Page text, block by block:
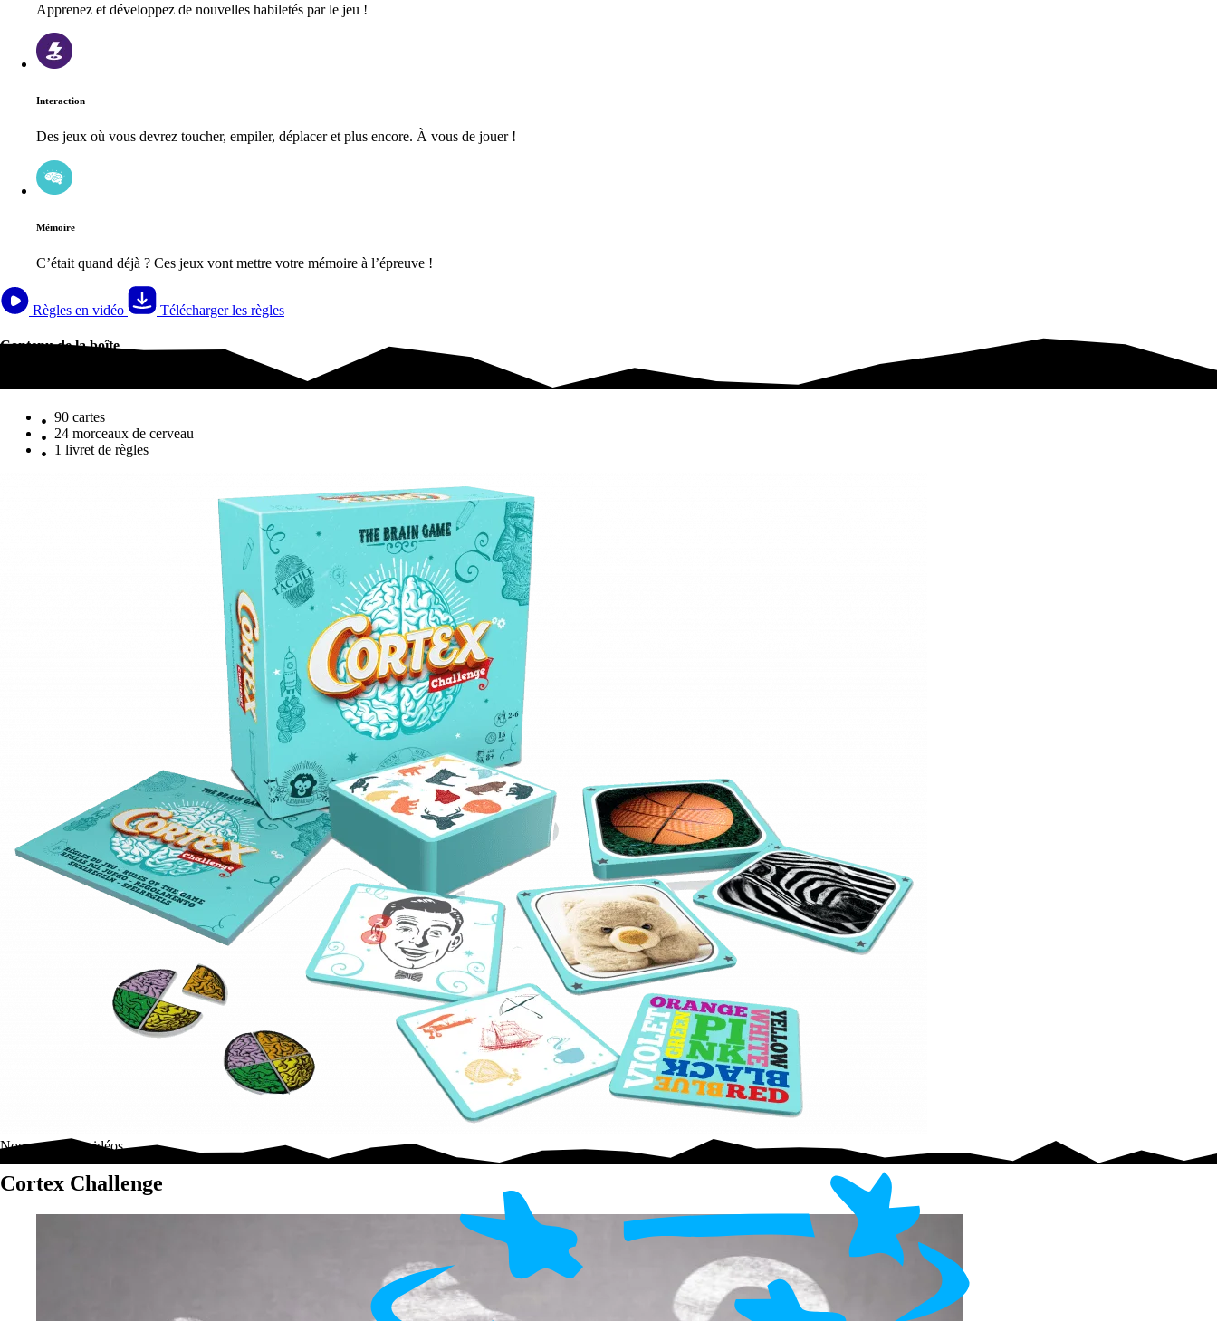
Apprenez et développez de nouvelles habiletés par le jeu !
Interaction
Des jeux où vous devrez toucher, empiler, déplacer et plus encore. À vous de jouer !
Mémoire
C’était quand déjà ? Ces jeux vont mettre votre mémoire à l’épreuve !
Règles en vidéo Télécharger les règles
Contenu de la boîte
90 cartes
24 morceaux de cerveau
1 livret de règles
Nouveautés & vidéos
Cortex Challenge